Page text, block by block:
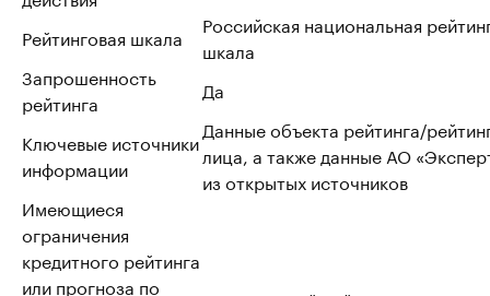
Рейтинговая шкала
Российская национальная
шкала
Запрошенность
рейтинга
Да
Ключевые источники
информации
Данные объекта рейтинга/
лица, а также данные АО
из открытых источников
Имеющиеся
ограничения
кредитного рейтинга
или прогноза по